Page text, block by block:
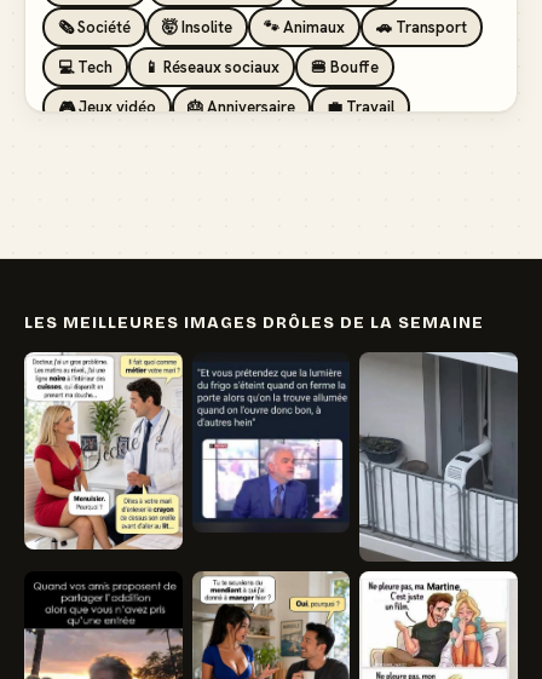
🗞️ Société
🤯 Insolite 🐾 Animaux
🚗 Transport
💻 Tech
📱 Réseaux sociaux
🍔 Bouffe
🎮 Jeux vidéo
🎂 Anniversaire
💼 Travail
LES MEILLEURES IMAGES DRÔLES DE LA SEMAINE